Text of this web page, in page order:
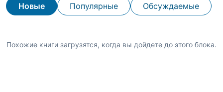
Новые Популярные Обсуждаемые
Похожие книги загрузятся, когда вы дойдете до этого блока.